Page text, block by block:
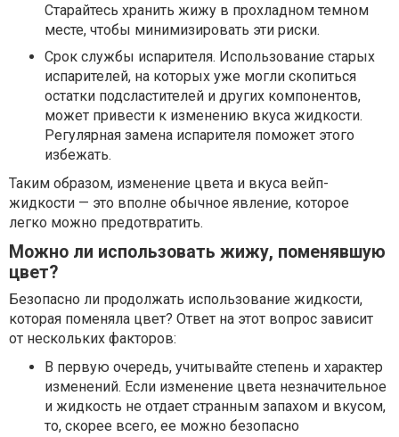
Старайтесь хранить жижу в прохладном темном
месте, чтобы минимизировать эти риски.
Срок службы испарителя. Использование старых
испарителей, на которых уже могли скопиться
остатки подсластителей и других компонентов,
может привести к изменению вкуса жидкости.
Регулярная замена испарителя поможет этого
избежать.
Таким образом, изменение цвета и вкуса вейп-
жидкости — это вполне обычное явление, которое
легко можно предотвратить.
Можно ли использовать жижу, поменявшую
цвет?
Безопасно ли продолжать использование жидкости,
которая поменяла цвет? Ответ на этот вопрос зависит
от нескольких факторов:
В первую очередь, учитывайте степень и характер
изменений. Если изменение цвета незначительное
и жидкость не отдает странным запахом и вкусом,
то, скорее всего, ее можно безопасно